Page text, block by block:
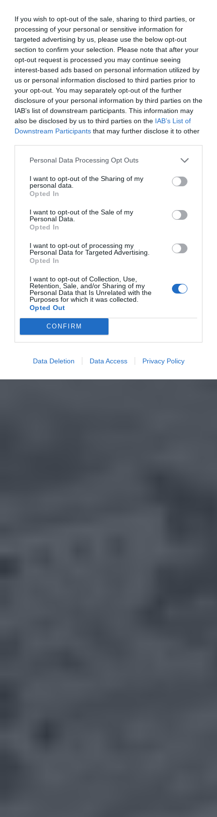
If you wish to opt-out of the sale, sharing to third parties, or
processing of your personal or sensitive information for
targeted advertising by us, please use the below opt-out
section to confirm your selection. Please note that after your
opt-out request is processed you may continue seeing
interest-based ads based on personal information utilized by
us or personal information disclosed to third parties prior to
your opt-out. You may separately opt-out of the further
disclosure of your personal information by third parties on the
IAB’s list of downstream participants. This information may
also be disclosed by us to third parties on the IAB’s List of
Downstream Participants that may further disclose it to other
Personal Data Processing Opt Outs
I want to opt-out of the Sharing of my
personal data.
Opted In
I want to opt-out of the Sale of my
Personal Data.
Opted In
I want to opt-out of processing my
Personal Data for Targeted Advertising.
Opted In
I want to opt-out of Collection, Use,
Retention, Sale, and/or Sharing of my
Personal Data that Is Unrelated with the
Purposes for which it was collected.
Opted Out
CONFIRM
Data Deletion Data Access Privacy Policy